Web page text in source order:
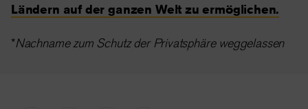
Ländern auf der ganzen Welt zu ermöglichen.
*Nachname zum Schutz der Privatsphäre weggelassen